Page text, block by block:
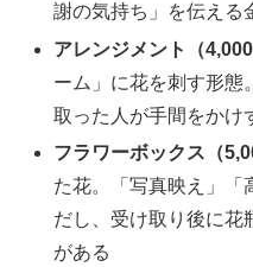
謝の気持ち」を伝える
アレンジメント（
ーム」に花を刺す形態
取った人が手間をかけ
フラワーボックス（
た花。「写真映え」「
だし、受け取り後に花
がある